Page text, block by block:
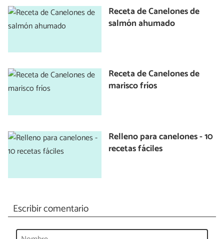
Receta de Canelones de
salmón ahumado
Receta de Canelones de
marisco fríos
Relleno para canelones - 10
recetas fáciles
Escribir comentario